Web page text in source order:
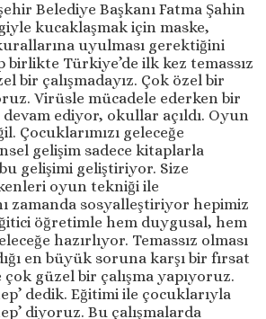
Belediye Başkanı Fatma Şahin
kucaklaşmak için maske,
uyulması gerektiğini
birlikte Türkiye’de ilk kez temassız
bir çalışmadayız. Çok özel bir
Virüsle mücadele ederken bir
ediyor, okullar açıldı. Oyun
Çocuklarımızı geleceğe
gelişim sadece kitaplarla
gelişimi geliştiriyor. Size
oyun tekniği ile
zamanda sosyalleştiriyor hepimiz
öğretimle hem duygusal, hem
hazırlıyor. Temassız olması
en büyük soruna karşı bir fırsat
güzel bir çalışma yapıyoruz.
dedik. Eğitimi ile çocuklarıyla
diyoruz. Bu çalışmalarda